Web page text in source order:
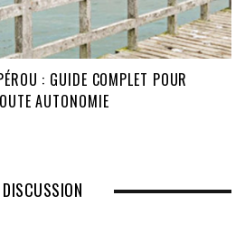
: GUIDE COMPLET POUR
AUTONOMIE
DISCUSSION